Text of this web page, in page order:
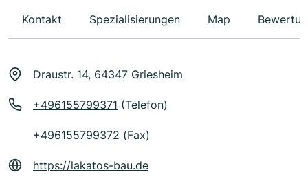
Kontakt Spezialisierungen Map
Draustr. 14, 64347 Griesheim
+496155799371 (Telefon)
+496155799372 (Fax)
https://lakatos-bau.de